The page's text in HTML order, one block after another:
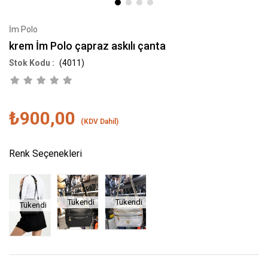
İm Polo
krem İm Polo çapraz askılı çanta
(4011)
₺900,00 (KDV Dahil)
Renk Seçenekleri
Tükendi Tükendi Tükendi